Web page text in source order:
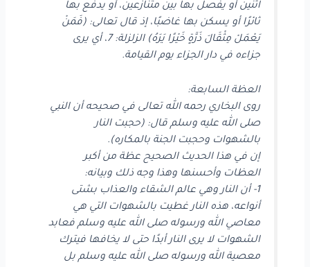
اثنين أو يفصل بها بين متنازعين، أو يدفع بها
ثائرًا أو يسكن بها غاضبًا، إذ قال تعالى: (فَمَنْ
يَعْمَلْ مِثْقَالَ ذَرَّةٍ خَيْرًا يَرَهُ) الزلزلة: 7، أي يرى
جزاءه في دار الجزاء يوم القيامة.
العظة السابعة:
روى البخاري رحمه الله تعالى في صحيحه أن النبي
صلى الله عليه وسلم قال: (حجبت النار
بالشهوات وحجبت الجنة بالمكاره).
إن في هذا الحديث الصحيح عظة من أكبر
العظات وأحسنها وهذا وجه ذلك وبيانه:
1- أن النار وهي عالم الشقاء والعذاب بشتى
أنواعه، هذه النار غطيت بالشهوات التي هي
معاصي الله ورسوله صلى الله عليه وسلم فعابد
الشهوات لا يرى النار أبدًا حتى لا يخافها فيترك
معصية الله ورسوله صلى الله عليه وسلم بل